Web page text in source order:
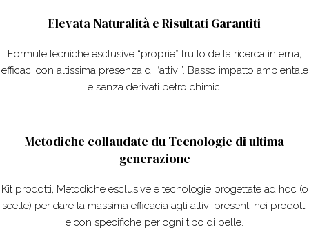
Elevata Naturalità e Risultati Garantiti
Formule tecniche esclusive “proprie” frutto della ricerca interna,
efficaci con altissima presenza di “attivi”. Basso impatto ambientale
e senza derivati petrolchimici
Metodiche collaudate du Tecnologie di ultima
generazione
Kit prodotti, Metodiche esclusive e tecnologie progettate ad hoc (o
scelte) per dare la massima efficacia agli attivi presenti nei prodotti
e con specifiche per ogni tipo di pelle.